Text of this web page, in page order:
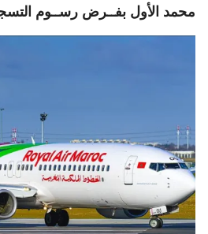
محمد الأول بفــرض رســوم